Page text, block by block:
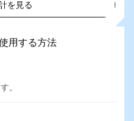
を見る
する方法
。